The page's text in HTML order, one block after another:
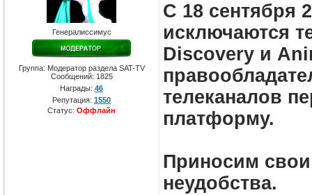
Генералиссимус
Группа: Модератор раздела SAT-TV
Сообщений: 1825
Награды: 46
Репутация: 1550
Статус: Оффлайн
С 18 сентября
исключаются
Discovery и
телеканалов
платформу.
Приносим
неудобства.